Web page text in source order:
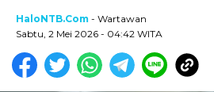
HaloNTB.com - Wartawan
Sabtu, 2 Mei 2026 - 04:42 WITA